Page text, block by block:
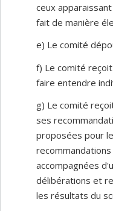
ceux
fait de manière
e) Le comité
f) Le comité
faire entendre
g) Le comité
ses
proposées pour
accompagnées
délibérations et
les résultats du